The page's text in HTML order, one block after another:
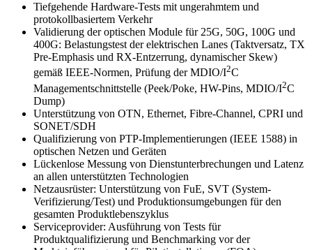
Tiefgehende Hardware-Tests mit ungerahmtem und
protokollbasiertem Verkehr
Validierung der optischen Module für 25G, 50G, 100G und
400G: Belastungstest der elektrischen Lanes (Taktversatz, TX
Pre-Emphasis und RX-Entzerrung, dynamischer Skew)
gemäß IEEE-Normen, Prüfung der MDIO/I2C
Managementschnittstelle (Peek/Poke, HW-Pins, MDIO/I2C
Dump)
Unterstützung von OTN, Ethernet, Fibre-Channel, CPRI und
SONET/SDH
Qualifizierung von PTP-Implementierungen (IEEE 1588) in
optischen Netzen und Geräten
Lückenlose Messung von Dienstunterbrechungen und Latenz
an allen unterstützten Technologien
Netzausrüster: Unterstützung von FuE, SVT (System-
Verifizierung/Test) und Produktionsumgebungen für den
gesamten Produktlebenszyklus
Serviceprovider: Ausführung von Tests für
Produktqualifizierung und Benchmarking vor der